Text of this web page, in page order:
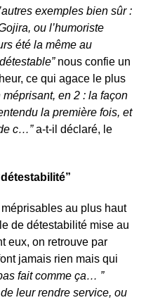
exemples bien sûr :
ou l’humoriste
été la même au
nous confie un
ce qui agace le plus
méprisant, en 2 : la façon
la première fois, et
c…”a-t-il déclaré, le
au plus haut
de détestabilité mise au
eux, on retrouve par
jamais rien mais qui
fait comme ça… ”
leur rendre service, ou